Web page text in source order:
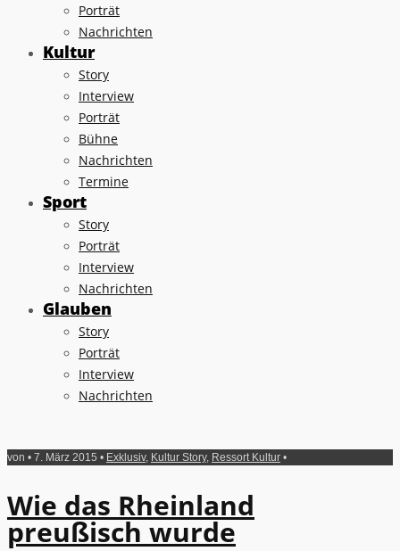
Porträt
Nachrichten
Kultur
Story
Interview
Porträt
Bühne
Nachrichten
Termine
Sport
Story
Porträt
Interview
Nachrichten
Glauben
Story
Porträt
Interview
Nachrichten
von • 7. März 2015 • Exklusiv, Kultur Story, Ressort Kultur •
Wie das Rheinland
preußisch wurde